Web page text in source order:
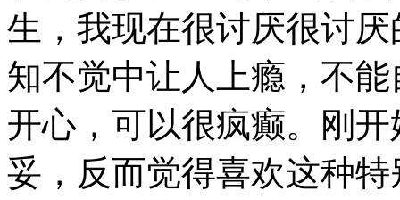
生，我现在很讨厌很讨
知不觉中让人上瘾，不
开心，可以很疯癫。刚
妥，反而觉得喜欢这种